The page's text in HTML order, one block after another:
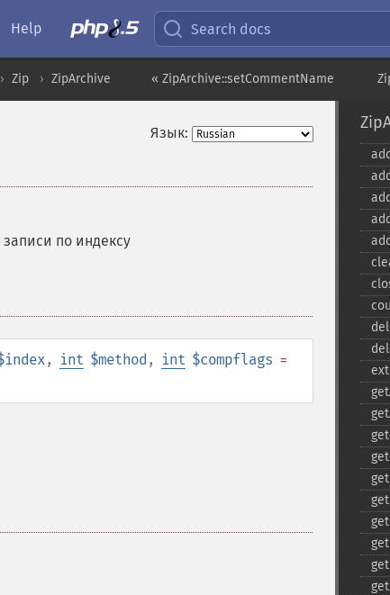
Help Search docs
« ZipArchive::setCommentName
Zip ZipArchive
Язык:
по индексу
, int $method , int $compflags =